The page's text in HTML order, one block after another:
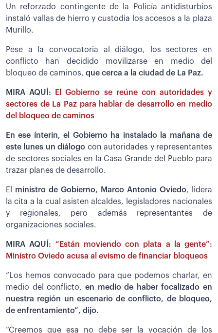
Un reforzado contingente de la Policía antidisturbios
instaló vallas de hierro y custodia los accesos a la plaza
Murillo.
Pese a la convocatoria al diálogo, los sectores en
conflicto han decidido movilizarse en medio del
bloqueo de caminos, que cerca a la ciudad de La Paz.
MIRA AQUÍ:
El Gobierno se reúne con autoridades y
sectores de La Paz para hablar de desarrollo en medio
del bloqueo de caminos
En ese ínterin, el Gobierno ha instalado la mañana de
este lunes un diálogo con autoridades y representantes
de sectores sociales en la Casa Grande del Pueblo para
trazar planes de desarrollo.
El ministro de Gobierno, Marco Antonio Oviedo, lidera
la cita a la cual asisten alcaldes, legisladores nacionales
y regionales, pero además representantes de
organizaciones sociales.
MIRA AQUÍ: “Están moviendo con plata a la gente”:
Ministro Oviedo acusa al evismo de financiar bloqueos
“Los hemos convocado para que podemos charlar, en
medio del conflicto, en medio de haber focalizado en
nuestra región un escenario de conflicto, de bloqueo,
de enfrentamiento”, dijo.
“Creemos que esa no debe ser la vocación de los